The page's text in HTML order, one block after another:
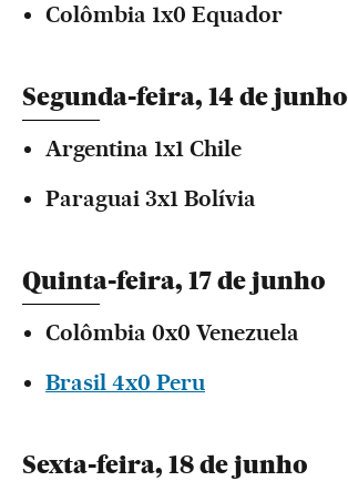
Colômbia 1x0 Equador
Segunda-feira, 14 de junho
Argentina 1x1 Chile
Paraguai 3x1 Bolívia
Quinta-feira, 17 de junho
Colômbia 0x0 Venezuela
Brasil 4x0 Peru
Sexta-feira, 18 de junho